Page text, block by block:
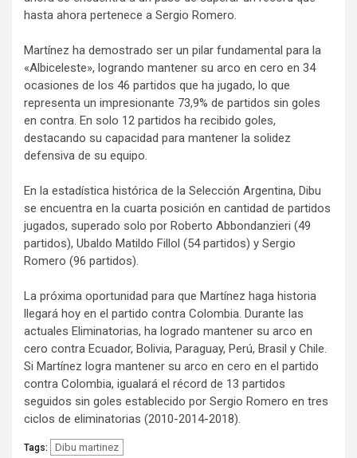
hasta ahora pertenece a Sergio Romero.
Martínez ha demostrado ser un pilar fundamental para la
«Albiceleste», logrando mantener su arco en cero en 34
ocasiones de los 46 partidos que ha jugado, lo que
representa un impresionante 73,9% de partidos sin goles
en contra. En solo 12 partidos ha recibido goles,
destacando su capacidad para mantener la solidez
defensiva de su equipo.
En la estadística histórica de la Selección Argentina, Dibu
se encuentra en la cuarta posición en cantidad de partidos
jugados, superado solo por Roberto Abbondanzieri (49
partidos), Ubaldo Matildo Fillol (54 partidos) y Sergio
Romero (96 partidos).
La próxima oportunidad para que Martínez haga historia
llegará hoy en el partido contra Colombia. Durante las
actuales Eliminatorias, ha logrado mantener su arco en
cero contra Ecuador, Bolivia, Paraguay, Perú, Brasil y Chile.
Si Martínez logra mantener su arco en cero en el partido
contra Colombia, igualará el récord de 13 partidos
seguidos sin goles establecido por Sergio Romero en tres
ciclos de eliminatorias (2010-2014-2018).
Tags: Dibu martinez